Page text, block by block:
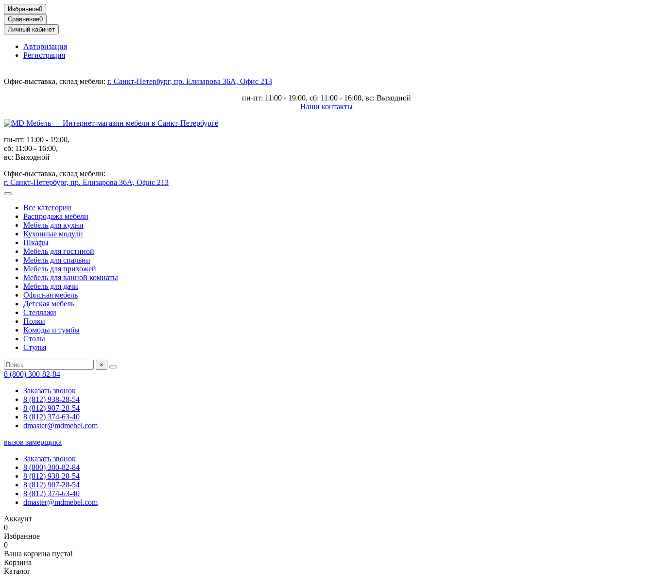
Избранное0
Сравнение0
Личный кабинет
Авторизация
Регистрация
Офис-выставка, склад мебели: г. Санкт-Петербург, пр. Елизарова 36А, Офис 213
пн-пт: 11:00 - 19:00, сб: 11:00 - 16:00, вс: Выходной
Наши контакты
пн-пт: 11:00 - 19:00,
сб: 11:00 - 16:00,
вс: Выходной
Офис-выставка, склад мебели:
г. Санкт-Петербург, пр. Елизарова 36А, Офис 213
Все категории
Распродажа мебели
Мебель для кухни
Кухонные модули
Шкафы
Мебель для гостиной
Мебель для спальни
Мебель для прихожей
Мебель для ванной комнаты
Мебель для дачи
Офисная мебель
Детская мебель
Стеллажи
Полки
Комоды и тумбы
Столы
Стулья
×
8 (800) 300-82-84
Заказать звонок
8 (812) 938-28-54
8 (812) 907-28-54
8 (812) 374-63-40
dmaster@mdmebel.com
вызов замерщика
Заказать звонок
8 (800) 300-82-84
8 (812) 938-28-54
8 (812) 907-28-54
8 (812) 374-63-40
dmaster@mdmebel.com
Аккаунт
0
Избранное
0
Ваша корзина пуста!
Корзина
Каталог